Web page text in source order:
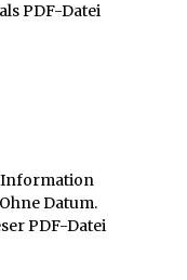
PDF-Datei
Information
Datum.
PDF-Datei